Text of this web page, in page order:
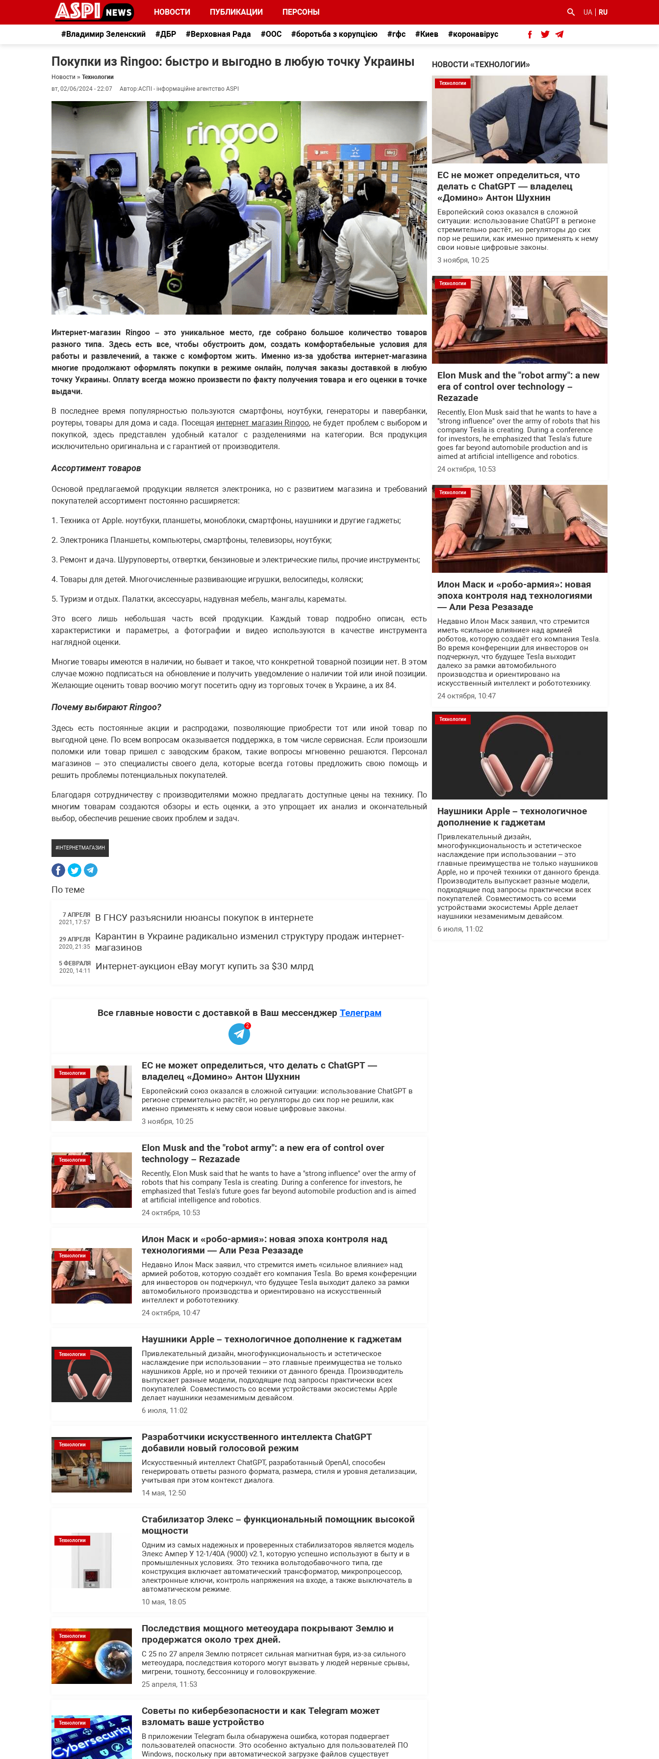
НОВОСТИ ПУБЛИКАЦИИ ПЕРСОНЫ UA RU
#Владимир Зеленский #ДБР #Верховная Рада #ООС #боротьба з корупцією #гфс #Киев #коронавірус
Покупки из Ringoo: быстро и выгодно в любую точку Украины
Новости » Технологии
вт, 02/06/2024 - 22:07
Автор:АСПІ - інформаційне агентство ASPI
Интернет-магазин Ringoo – это уникальное место, где собрано большое количество товаров
разного типа. Здесь есть все, чтобы обустроить дом, создать комфортабельные условия для
работы и развлечений, а также с комфортом жить. Именно из-за удобства интернет-магазина
многие продолжают оформлять покупки в режиме онлайн, получая заказы доставкой в любую
точку Украины. Оплату всегда можно произвести по факту получения товара и его оценки в точке
выдачи.
В последнее время популярностью пользуются смартфоны, ноутбуки, генераторы и павербанки,
роутеры, товары для дома и сада. Посещая интернет магазин Ringoo, не будет проблем с выбором и
покупкой, здесь представлен удобный каталог с разделениями на категории. Вся продукция
исключительно оригинальна и с гарантией от производителя.
Ассортимент товаров
Основой предлагаемой продукции является электроника, но с развитием магазина и требований
покупателей ассортимент постоянно расширяется:
1. Техника от Apple. ноутбуки, планшеты, моноблоки, смартфоны, наушники и другие гаджеты;
2. Электроника Планшеты, компьютеры, смартфоны, телевизоры, ноутбуки;
3. Ремонт и дача. Шуруповерты, отвертки, бензиновые и электрические пилы, прочие инструменты;
4. Товары для детей. Многочисленные развивающие игрушки, велосипеды, коляски;
5. Туризм и отдых. Палатки, аксессуары, надувная мебель, мангалы, карематы.
Это всего лишь небольшая часть всей продукции. Каждый товар подробно описан, есть
характеристики и параметры, а фотографии и видео используются в качестве инструмента
наглядной оценки.
Многие товары имеются в наличии, но бывает и такое, что конкретной товарной позиции нет. В этом
случае можно подписаться на обновление и получить уведомление о наличии той или иной позиции.
Желающие оценить товар воочию могут посетить одну из торговых точек в Украине, а их 84.
Почему выбирают Ringoo?
Здесь есть постоянные акции и распродажи, позволяющие приобрести тот или иной товар по
выгодной цене. По всем вопросам оказывается поддержка, в том числе сервисная. Если произошли
поломки или товар пришел с заводским браком, такие вопросы мгновенно решаются. Персонал
магазинов – это специалисты своего дела, которые всегда готовы предложить свою помощь и
решить проблемы потенциальных покупателей.
Благодаря сотрудничеству с производителями можно предлагать доступные цены на технику. По
многим товарам создаются обзоры и есть оценки, а это упрощает их анализ и окончательный
выбор, обеспечив решение своих проблем и задач.
ІНТЕРНЕТМАГАЗИН
По теме
7 АПРЕЛЯ
2021, 17:57
В ГНСУ разъяснили нюансы покупок в интернете
29 АПРЕЛЯ
2020, 21:35
Карантин в Украине радикально изменил структуру продаж интернет-
магазинов
5 ФЕВРАЛЯ
2020, 14:11
Интернет-аукцион eBay могут купить за $30 млрд
Все главные новости с доставкой в Ваш мессенджер Телеграм
2
Технологии
ЕС не может определиться, что делать с ChatGPT —
владелец «Домино» Антон Шухнин
Европейский союз оказался в сложной ситуации: использование ChatGPT в
регионе стремительно растёт, но регуляторы до сих пор не решили, как
именно применять к нему свои новые цифровые законы.
3 ноября, 10:25
Технологии
Elon Musk and the "robot army": a new era of control over
technology – Rezazade
Recently, Elon Musk said that he wants to have a "strong influence" over the army of
robots that his company Tesla is creating. During a conference for investors, he
emphasized that Tesla's future goes far beyond automobile production and is aimed
at artificial intelligence and robotics.
24 октября, 10:53
Технологии
Илон Маск и «робо-армия»: новая эпоха контроля над
технологиями — Али Реза Резазаде
Недавно Илон Маск заявил, что стремится иметь «сильное влияние» над
армией роботов, которую создаёт его компания Tesla. Во время конференции
для инвесторов он подчеркнул, что будущее Tesla выходит далеко за рамки
автомобильного производства и ориентировано на искусственный
интеллект и робототехнику.
24 октября, 10:47
Технологии
Наушники Apple – технологичное дополнение к гаджетам
Привлекательный дизайн, многофункциональность и эстетическое
наслаждение при использовании – это главные преимущества не только
наушников Apple, но и прочей техники от данного бренда. Производитель
выпускает разные модели, подходящие под запросы практически всех
покупателей. Совместимость со всеми устройствами экосистемы Apple
делает наушники незаменимым девайсом.
6 июля, 11:02
Технологии
Разработчики искусственного интеллекта ChatGPT
добавили новый голосовой режим
Искусственный интеллект ChatGPT, разработанный OpenAI, способен
генерировать ответы разного формата, размера, стиля и уровня детализации,
учитывая при этом контекст диалога.
14 мая, 12:50
Технологии
Стабилизатор Элекс – функциональный помощник высокой
мощности
Одним из самых надежных и проверенных стабилизаторов является модель
Элекс Ампер У 12-1/40А (9000) v2.1, которую успешно используют в быту и в
промышленных условиях. Это техника вольтодобавочного типа, где
конструкция включает автоматический трансформатор, микропроцессор,
электронные ключи, контроль напряжения на входе, а также выключатель в
автоматическом режиме.
10 мая, 18:05
Технологии
Последствия мощного метеоудара покрывают Землю и
продержатся около трех дней.
С 25 по 27 апреля Землю потрясет сильная магнитная буря, из-за сильного
метеоудара, последствия которого могут вызвать у людей нервные срывы,
мигрени, тошноту, бессонницу и головокружение.
25 апреля, 11:53
Технологии
Советы по кибербезопасности и как Telegram может
взломать ваше устройство
В приложении Telegram была обнаружена ошибка, которая подвергает
пользователей опасности. Это особенно актуально для пользователей ПО
Windows, поскольку при автоматической загрузке файлов существует
НОВОСТИ «ТЕХНОЛОГИИ»
Технологии
ЕС не может определиться, что
делать с ChatGPT — владелец
«Домино» Антон Шухнин
Европейский союз оказался в сложной
ситуации: использование ChatGPT в регионе
стремительно растёт, но регуляторы до сих
пор не решили, как именно применять к нему
свои новые цифровые законы.
3 ноября, 10:25
Технологии
Elon Musk and the "robot army": a new
era of control over technology –
Rezazade
Recently, Elon Musk said that he wants to have a
"strong influence" over the army of robots that his
company Tesla is creating. During a conference
for investors, he emphasized that Tesla's future
goes far beyond automobile production and is
aimed at artificial intelligence and robotics.
24 октября, 10:53
Технологии
Илон Маск и «робо-армия»: новая
эпоха контроля над технологиями
— Али Реза Резазаде
Недавно Илон Маск заявил, что стремится
иметь «сильное влияние» над армией
роботов, которую создаёт его компания Tesla.
Во время конференции для инвесторов он
подчеркнул, что будущее Tesla выходит
далеко за рамки автомобильного
производства и ориентировано на
искусственный интеллект и робототехнику.
24 октября, 10:47
Технологии
Наушники Apple – технологичное
дополнение к гаджетам
Привлекательный дизайн,
многофункциональность и эстетическое
наслаждение при использовании – это
главные преимущества не только наушников
Apple, но и прочей техники от данного бренда.
Производитель выпускает разные модели,
подходящие под запросы практически всех
покупателей. Совместимость со всеми
устройствами экосистемы Apple делает
наушники незаменимым девайсом.
6 июля, 11:02